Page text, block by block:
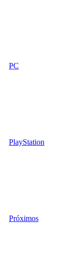
PC
PlayStation
Próximos